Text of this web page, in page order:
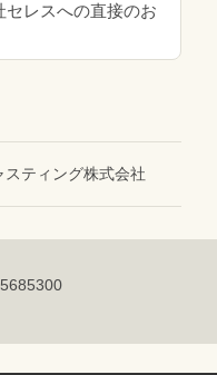
レスへの直接のお
スティング株式会社